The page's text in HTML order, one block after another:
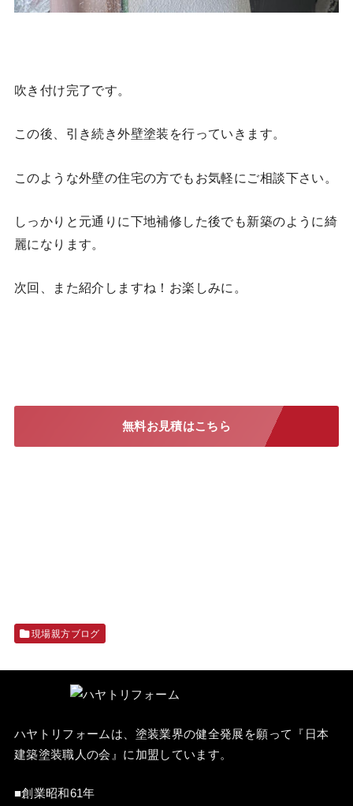
吹き付け完了です。
この後、引き続き外壁塗装を行っていきます。
このような外壁の住宅の方でもお気軽にご相談下さい。
しっかりと元通りに下地補修した後でも新築のように綺
麗になります。
次回、また紹介しますね！お楽しみに。
無料お見積はこちら
現場親方ブログ
ハヤトリフォームは、塗装業界の健全発展を願って『 日本
建築塗装職人の会 』に加盟しています。
■創業昭和61年